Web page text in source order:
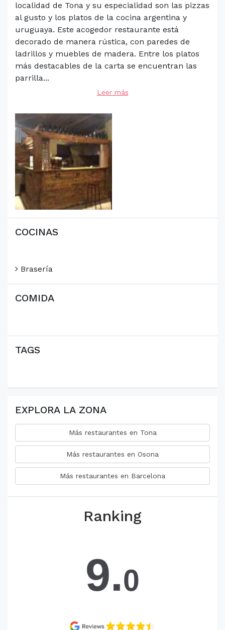
localidad de Tona y su especialidad son las pizzas
al gusto y los platos de la cocina argentina y
uruguaya. Este acogedor restaurante está
decorado de manera rústica, con paredes de
ladrillos y muebles de madera. Entre los platos
más destacables de la carta se encuentran las
parrilla...
Leer más
COCINAS
Brasería
COMIDA
TAGS
EXPLORA LA ZONA
Más restaurantes en Tona
Más restaurantes en Osona
Más restaurantes en Barcelona
Ranking
9.0